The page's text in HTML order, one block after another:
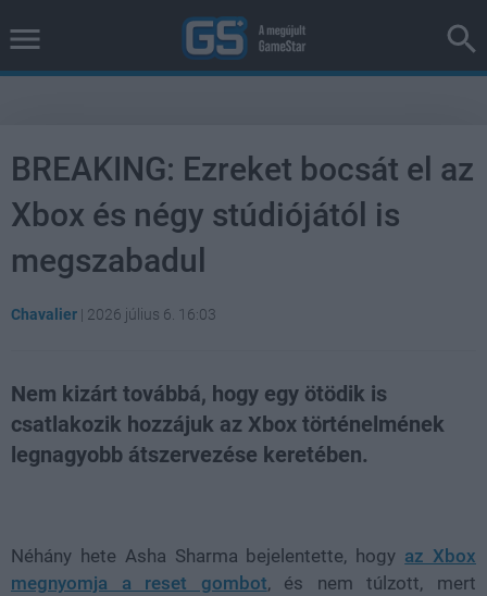
BREAKING: Ezreket bocsát el az
Xbox és négy stúdiójától is
megszabadul
Chavalier | 2026 július 6. 16:03
Nem kizárt továbbá, hogy egy ötödik is
csatlakozik hozzájuk az Xbox történelmének
legnagyobb átszervezése keretében.
Néhány hete Asha Sharma bejelentette, hogy az Xbox
megnyomja a reset gombot, és nem túlzott, mert